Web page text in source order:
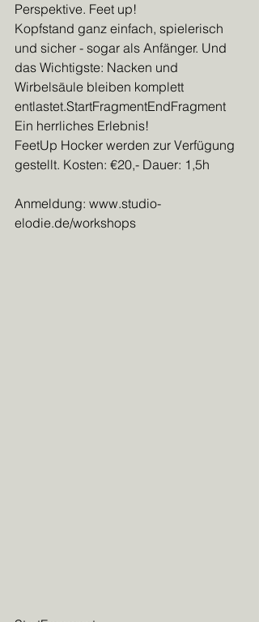
Perspektive. Feet up!
Kopfstand ganz einfach, spielerisch
und sicher - sogar als Anfänger. Und
das Wichtigste: Nacken und
Wirbelsäule bleiben komplett
entlastet.StartFragmentEndFragment
Ein herrliches Erlebnis!
FeetUp Hocker werden zur Verfügung
gestellt. Kosten: €20,- Dauer: 1,5h
Anmeldung: www.studio-
elodie.de/workshops